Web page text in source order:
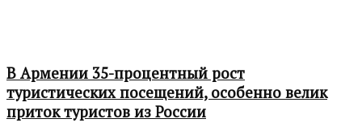
В Армении 35-процентный рост
туристических посещений, особенно велик
приток туристов из России